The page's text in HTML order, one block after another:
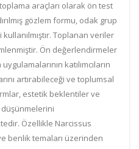
araçları olarak ön test
gözlem formu, odak grup
Toplanan veriler
Ön değerlendirmeler
katılımcıların
artırabileceği ve toplumsal
estetik beklentiler ve
Özellikle Narcissus
benlik temaları üzerinden